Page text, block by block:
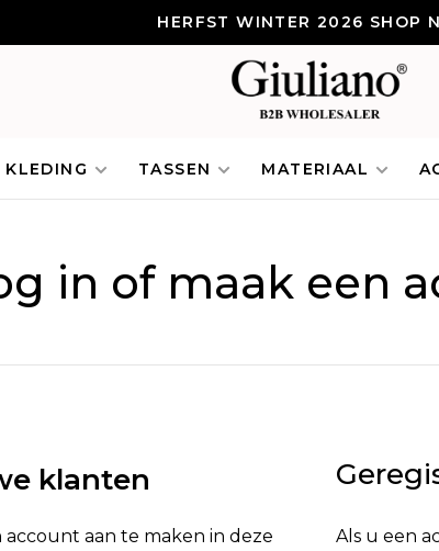
HERFST WINTER 2026 SHOP
KLEDING TASSEN MATERIAAL
in of maak een
klanten
account aan te maken in deze
Als u een